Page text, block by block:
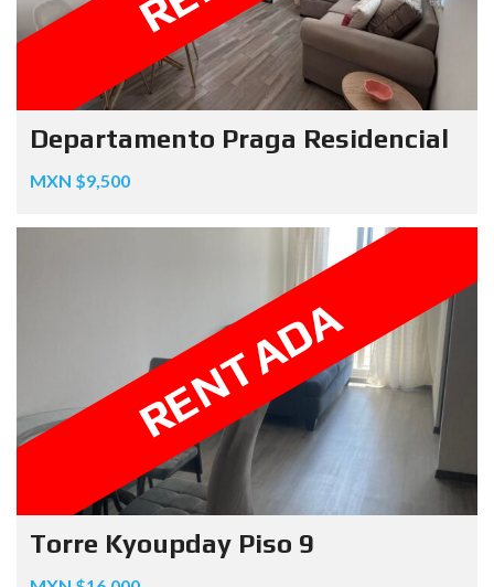
Departamento Praga Residencial
MXN $9,500
RENTADA
Torre Kyoupday Piso 9